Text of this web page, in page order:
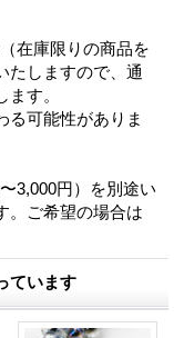
在庫限りの商品を
たしますので、通
す。
る可能性がありま
3,000円）を別途い
。ご希望の場合は
ています